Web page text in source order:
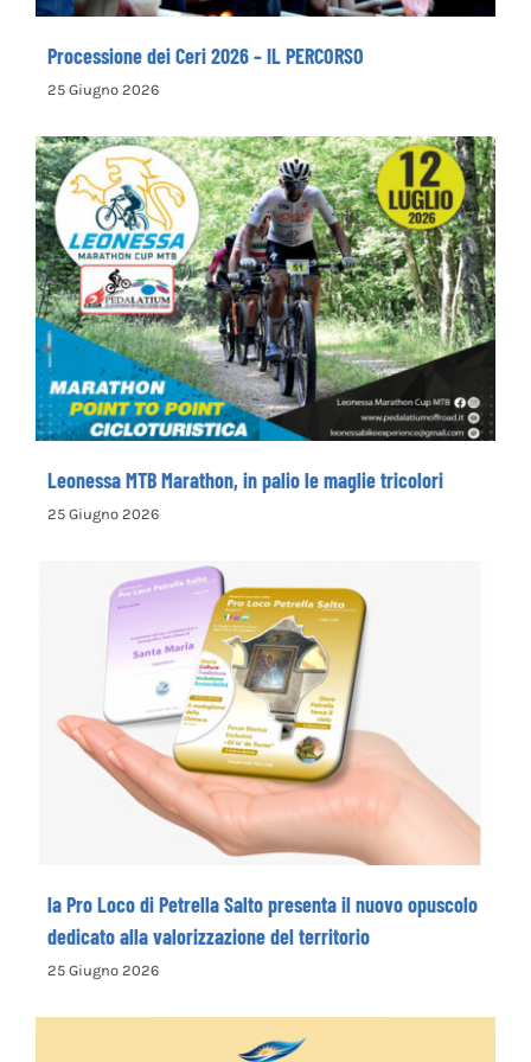
Processione dei Ceri 2026 – IL PERCORSO
Leonessa MTB Marathon, in palio le maglie
tricolori
Leonessa MTB Marathon, in palio le maglie tricolori
la Pro Loco di Petrella Salto presenta il
nuovo opuscolo dedicato alla
valorizzazione del territorio
la Pro Loco di Petrella Salto presenta il nuovo opuscolo
dedicato alla valorizzazione del territorio